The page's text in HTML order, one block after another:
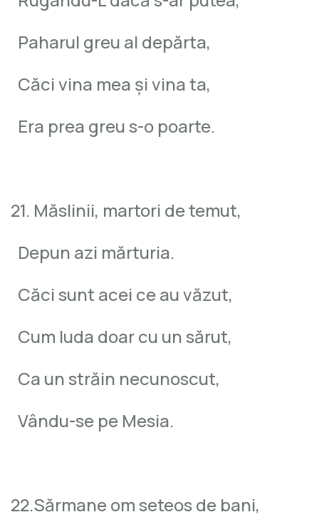
Paharul greu al depărta,
Căci vina mea şi vina ta,
Era prea greu s-o poarte.
21. Măslinii, martori de temut,
Depun azi mărturia.
Căci sunt acei ce au văzut,
Cum Iuda doar cu un sărut,
Ca un străin necunoscut,
Vându-se pe Mesia.
22.Sărmane om seteos de bani,